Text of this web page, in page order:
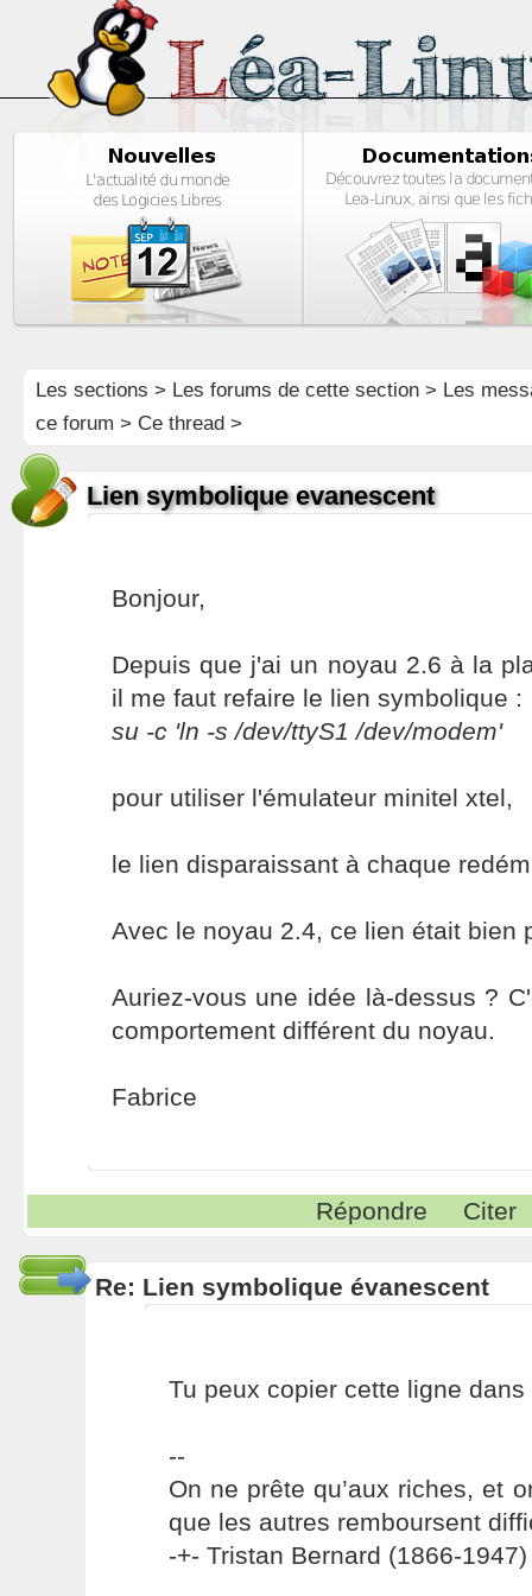
Les sections > Les forums de cette section> Les
ce forum > Ce thread >
Lien symbolique evanescent
Bonjour,
Depuis que j'ai un noyau 2.6 à la
il me faut refaire le lien symbolique :
su -c 'ln -s /dev/ttyS1 /dev/modem'
pour utiliser l'émulateur minitel xtel,
le lien disparaissant à chaque
Avec le noyau 2.4, ce lien était bien
Auriez-vous une idée là-dessus ?
comportement différent du noyau.
Fabrice
Répondre Citer
Re: Lien symbolique évanescent
Tu peux copier cette ligne
--
On ne prête qu’aux riches, et
que les autres remboursent
-+- Tristan Bernard (1866-1947)